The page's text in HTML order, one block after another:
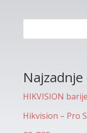
HIKVISION
Hikvision – Pro